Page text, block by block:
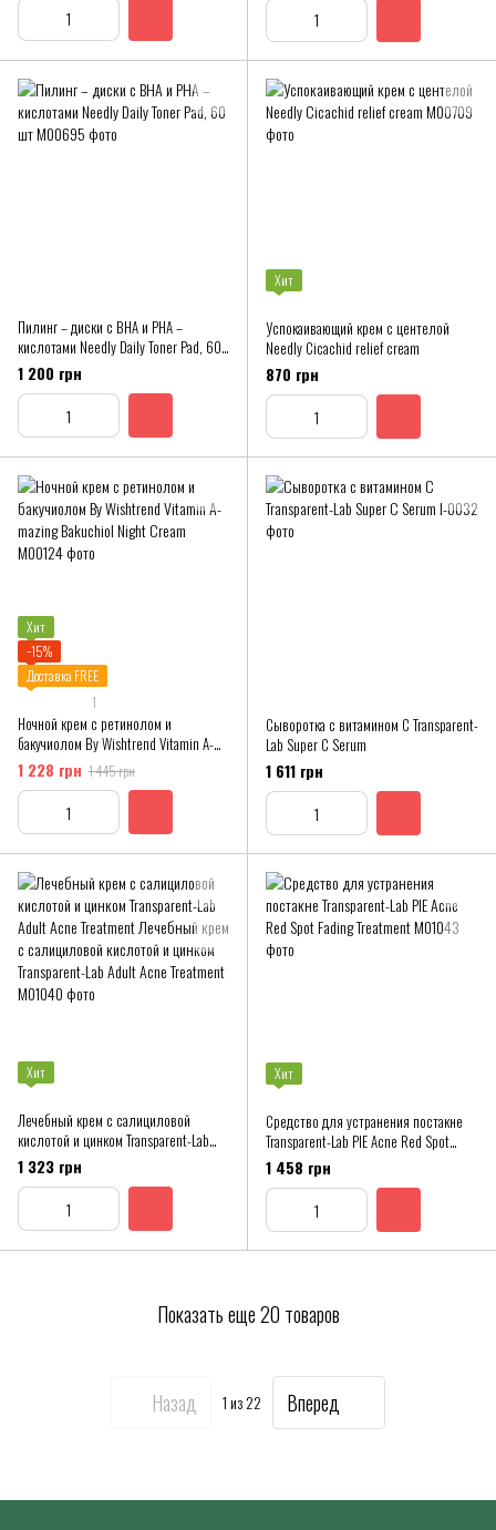
Пилинг – диски с BHA и PHA –
кислотами Needly Daily Toner Pad, 60
шт
1 200 грн
Хит
Успокаивающий крем с центелой
Needly Cicachid relief cream
870 грн
Хит
−15%
Доставка FREE
1
Ночной крем с ретинолом и
бакучиолом By Wishtrend Vitamin A-
mazing Bakuchiol Night Cream
1 228 грн 1 445 грн
Сыворотка с витамином C Transparent-
Lab Super C Serum
1 611 грн
Хит
Лечебный крем с салициловой
кислотой и цинком Transparent-Lab
Adult Acne Treatment Лечебный крем
с салициловой кислотой и цинком
Transparent-Lab Adult Acne Treatment
1 323 грн
Хит
Средство для устранения постакне
Transparent-Lab PIE Acne Red Spot
Fading Treatment
1 458 грн
Показать еще 20 товаров
Назад 1из 22 Вперед